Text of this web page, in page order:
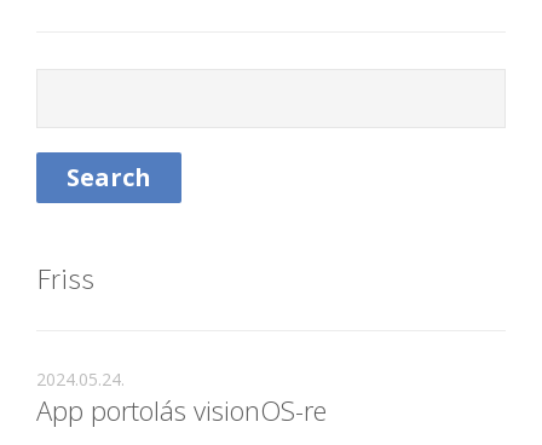
Friss
App portolás visionOS-re
2024.05.24.